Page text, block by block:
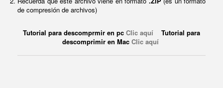
de compresión de archivos)
Tutorial para descomprmir en pc Clic aquí Tutorial para
descomprimir en Mac Clic aquí